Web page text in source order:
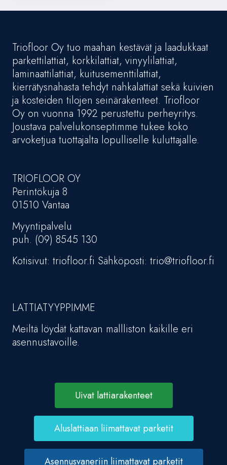
Triofloor Oy tuo maahan kestävät ja laadukkaat
parkettilattiat, korkkilattiat, vinyylilattiat,
laminaattilattiat, kuitusementtilattiat,
kierrätysnahasta tehdyt nahkalattiat sekä kuivien
ja kosteiden tilojen seinärakenteet. Triofloor
Oy on vuonna 1992 perustettu perheyritys.
Joustava palvelukonseptimme tukee koko
arvoketjua tuottajalta lopulliselle kuluttajalle.
TRIOFLOOR OY
Perintökuja 8
01510 Vantaa
Myyntipalvelu
puh. (09) 8545 130
Kotisivut: triofloor.fi Sähköposti: trio@triofloor.fi
LATTIATYYPPIMME
Meiltä löydät kattavan mallliston kaikille eri
asennustavoille.
Uivat lattiarakenteet
Aluslattiaan liimattavat parketit
Asennusvaneriin liimattavat parketit